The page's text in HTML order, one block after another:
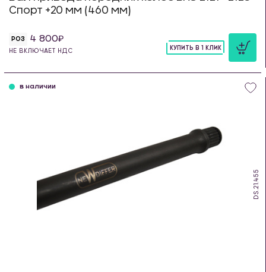
Спорт +20 мм (460 мм)
РОЗ 4 800
НЕ ВКЛЮЧАЕТ НДС
КУПИТЬ В 1 КЛИК
DS.21.455
в наличии